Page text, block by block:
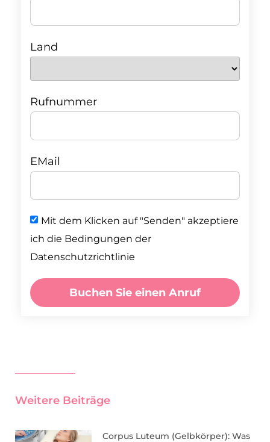
Land
Rufnummer
EMail
Mit dem Klicken auf "Senden" akzeptiere
ich die Bedingungen der
Datenschutzrichtlinie
Buchen Sie einen Anruf
Weitere Beiträge
Corpus Luteum (Gelbkörper): Was